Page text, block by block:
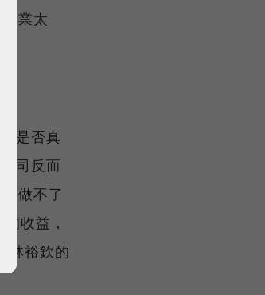
業太
是否真
司反而
做不了
收益，
林裕欽的